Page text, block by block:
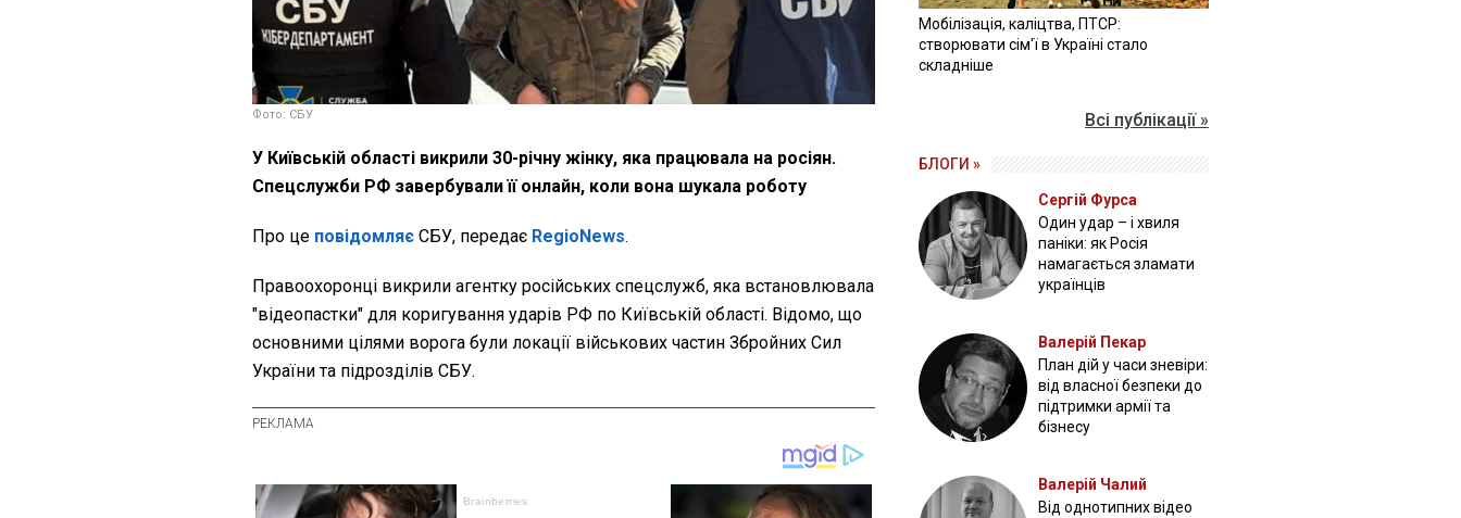
Фото: СБУ
У Київській області викрили 30-річну жінку, яка працювала на росіян.
Спецслужби РФ завербували її онлайн, коли вона шукала роботу
Про це повідомляє СБУ, передає RegioNews.
Правоохоронці викрили агентку російських спецслужб, яка встановлювала
"відеопастки" для коригування ударів РФ по Київській області. Відомо, що
основними цілями ворога були локації військових частин Збройних Сил
України та підрозділів СБУ.
Мобілізація, каліцтва, ПТСР:
створювати сім'ї в Україні стало
складніше
Всі публікації »
БЛОГИ »
Сергій Фурса
Один удар – і хвиля
паніки: як Росія
намагається зламати
українців
Валерій Пекар
План дій у часи зневіри:
від власної безпеки до
підтримки армії та
бізнесу
Валерій Чалий
Від однотипних відео